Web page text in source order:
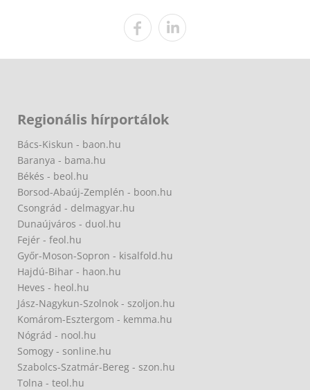
Regionális hírportálok
Bács-Kiskun - baon.hu
Baranya - bama.hu
Békés - beol.hu
Borsod-Abaúj-Zemplén - boon.hu
Csongrád - delmagyar.hu
Dunaújváros - duol.hu
Fejér - feol.hu
Győr-Moson-Sopron - kisalfold.hu
Hajdú-Bihar - haon.hu
Heves - heol.hu
Jász-Nagykun-Szolnok - szoljon.hu
Komárom-Esztergom - kemma.hu
Nógrád - nool.hu
Somogy - sonline.hu
Szabolcs-Szatmár-Bereg - szon.hu
Tolna - teol.hu